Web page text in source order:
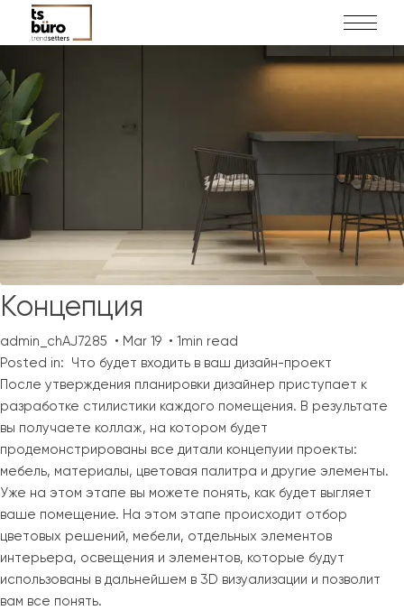
Концепция
admin_chAJ7285 Mar 19
1min read
Posted in:
Что будет входить в ваш дизайн-проект
После утверждения планировки дизайнер приступает к
разработке стилистики каждого помещения. В результате
вы получаете коллаж, на котором будет
продемонстрированы все дитали концепуии проекты:
мебель, материалы, цветовая палитра и другие элементы.
Уже на этом этапе вы можете понять, как будет выгляет
ваше помещение. На этом этапе происходит отбор
цветовых решений, мебели, отдельных элементов
интерьера, освещения и элементов, которые будут
использованы в дальнейшем в 3D визуализации и позволит
вам все понять.